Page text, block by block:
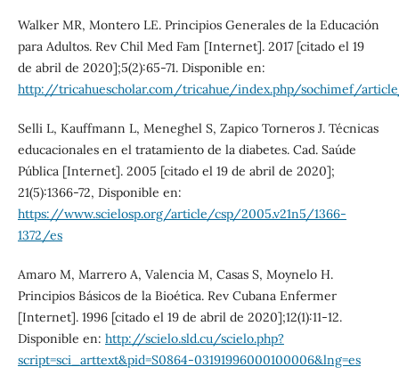
Walker MR, Montero LE. Principios Generales de la Educación
para Adultos. Rev Chil Med Fam [Internet]. 2017 [citado el 19
de abril de 2020];5(2):65-71. Disponible en:
http://tricahuescholar.com/tricahue/index.php/sochimef/
Selli L, Kauffmann L, Meneghel S, Zapico Torneros J. Técnicas
educacionales en el tratamiento de la diabetes. Cad. Saúde
Pública [Internet]. 2005 [citado el 19 de abril de 2020];
21(5):1366-72, Disponible en:
https://www.scielosp.org/article/csp/2005.v21n5/1366-
1372/es
Amaro M, Marrero A, Valencia M, Casas S, Moynelo H.
Principios Básicos de la Bioética. Rev Cubana Enfermer
[Internet]. 1996 [citado el 19 de abril de 2020];12(1):11-12.
Disponible en: http://scielo.sld.cu/scielo.php?
script=sci_arttext&pid=S0864-03191996000100006&lng=es